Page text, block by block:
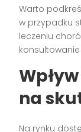
Warto
w przypadku
leczeniu
na
Na rynku